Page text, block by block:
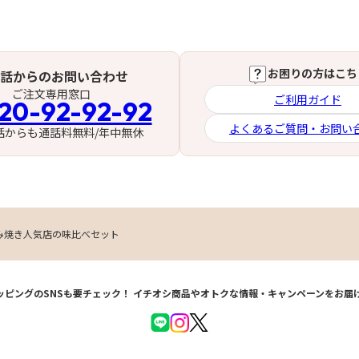
からのお問い合わせ
ご注文専用窓口
92-92-92
からも通話料無料/年中無休
お困りの方はこち
ご利用ガイド
よくあるご質問・お問い
焼き人気店の味比べセット
ピングのSNSも要チェック！ イチオシ商品やオトクな情報・キャンペーンをお届